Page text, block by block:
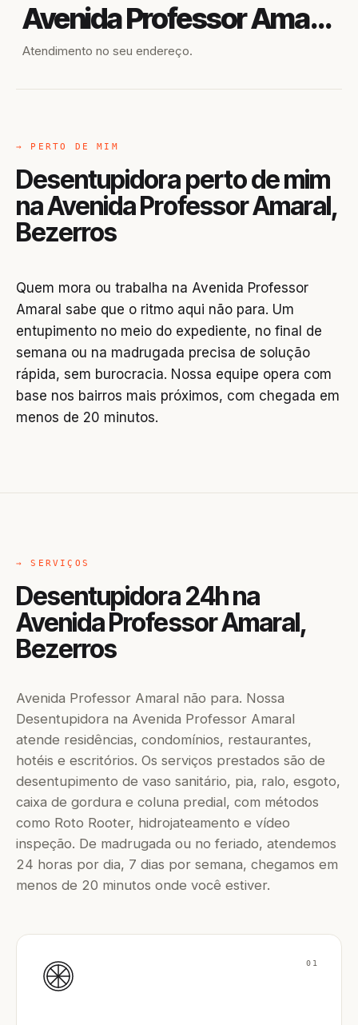
Avenida Professor Amaral
Atendimento no seu endereço.
→ PERTO DE MIM
Desentupidora perto de mim
na Avenida Professor Amaral,
Bezerros
Quem mora ou trabalha na Avenida Professor
Amaral sabe que o ritmo aqui não para. Um
entupimento no meio do expediente, no final de
semana ou na madrugada precisa de solução
rápida, sem burocracia. Nossa equipe opera com
base nos bairros mais próximos, com chegada em
menos de 20 minutos.
→ SERVIÇOS
Desentupidora 24h na
Avenida Professor Amaral,
Bezerros
Avenida Professor Amaral não para. Nossa
Desentupidora na Avenida Professor Amaral
atende residências, condomínios, restaurantes,
hotéis e escritórios. Os serviços prestados são de
desentupimento de vaso sanitário, pia, ralo, esgoto,
caixa de gordura e coluna predial, com métodos
como Roto Rooter, hidrojateamento e vídeo
inspeção. De madrugada ou no feriado, atendemos
24 horas por dia, 7 dias por semana, chegamos em
menos de 20 minutos onde você estiver.
01